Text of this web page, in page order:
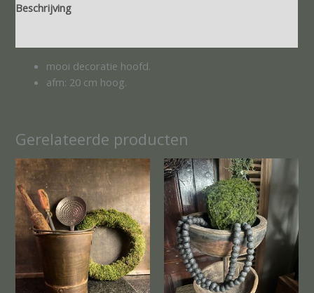
Beschrijving
mooi decoratie hoofd.
afm: 20 cm hoog.
Gerelateerde producten